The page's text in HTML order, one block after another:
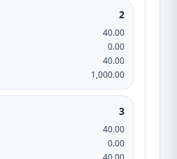
2
40.00
0.00
40.00
1,000.00
3
40.00
0.00